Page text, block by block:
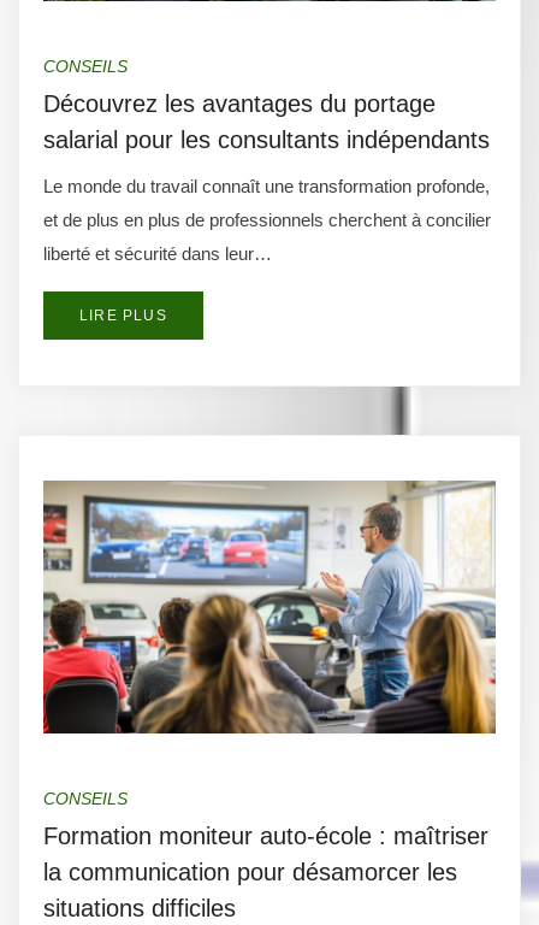
CONSEILS
Découvrez les avantages du portage
salarial pour les consultants indépendants
Le monde du travail connaît une transformation profonde,
et de plus en plus de professionnels cherchent à concilier
liberté et sécurité dans leur…
LIRE PLUS
CONSEILS
Formation moniteur auto-école : maîtriser
la communication pour désamorcer les
situations difficiles